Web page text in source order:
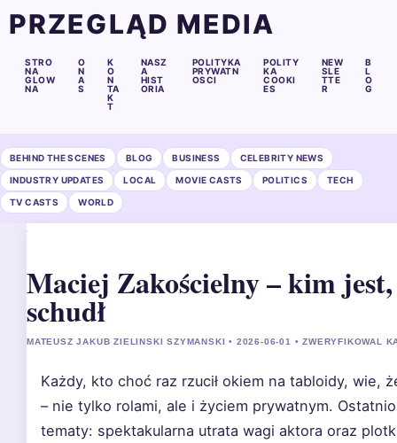
PRZEGLĄD MEDIA
STRO
NA
GLOW
NA
O
N
A
S
K
O
N
TA
K
T
NASZ
A
HIST
ORIA
POLITYKA
PRYWATN
OSCI
POLITY
KA
COOKI
ES
NEW
SLE
TTE
R
B
L
O
G
BEHIND THE SCENES BLOG BUSINESS CELEBRITY NEWS
INDUSTRY UPDATES LOCAL MOVIE CASTS POLITICS TECH
TV CASTS WORLD
Maciej Zakościelny – kim
schudł
MATEUSZ JAKUB ZIELINSKI SZYMANSKI • 2026-06-01 • ZWERYFIKOWAL
Każdy, kto choć raz rzucił okiem na tabloidy, wie,
– nie tylko rolami, ale i życiem prywatnym.
tematy: spektakularna utrata wagi aktora oraz